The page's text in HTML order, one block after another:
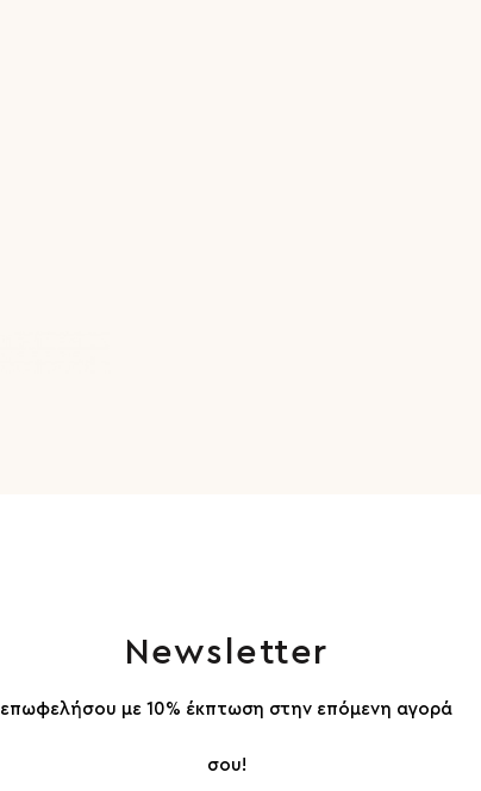
Newsletter
επωφελήσου με 10% έκπτωση στην επόμενη αγορά
σου!